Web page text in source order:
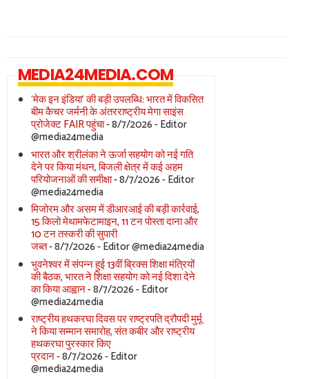
MEDIA24MEDIA.COM
‘मेक इन इंडिया’ की बड़ी उपलब्धि: भारत में विकसित
बीम कैचर जर्मनी के अंतरराष्ट्रीय मेगा साइंस
प्रोजेक्ट FAIR पहुंचा- 8/7/2026- Editor
@media24media
भारत और श्रीलंका ने ऊर्जा सहयोग को नई गति
देने पर किया मंथन, बिजली क्षेत्र में कई अहम
परियोजनाओं की समीक्षा- 8/7/2026- Editor
@media24media
मिजोरम और असम में डीआरआई की बड़ी कार्रवाई,
15 किलो मेथामफेटामाइन, 11 टन पोस्ता दाना और
10 टन तस्करी की सुपारी
जब्त- 8/7/2026- Editor @media24media
भुवनेश्वर में संपन्न हुई 13वीं ब्रिक्स शिक्षा मंत्रियों
की बैठक, भारत ने शिक्षा सहयोग को नई दिशा देने
का किया आह्वान- 8/7/2026- Editor
@media24media
राष्ट्रीय हथकरघा दिवस पर राष्ट्रपति द्रौपदी मुर्मू
ने किया सम्मान समारोह, संत कबीर और राष्ट्रीय
हथकरघा पुरस्कार किए
प्रदान- 8/7/2026- Editor
@media24media